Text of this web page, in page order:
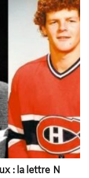
: la lettre N